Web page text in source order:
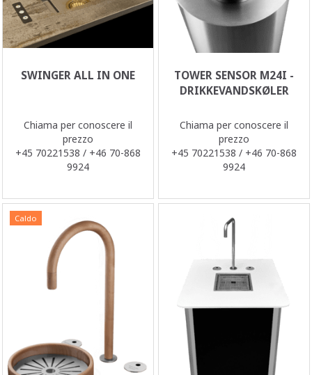
SWINGER ALL IN ONE
Chiama per conoscere il
prezzo
+45 70221538 / +46 70-868
9924
TOWER SENSOR M24I -
DRIKKEVANDSKØLER
Chiama per conoscere il
prezzo
+45 70221538 / +46 70-868
9924
Caldo